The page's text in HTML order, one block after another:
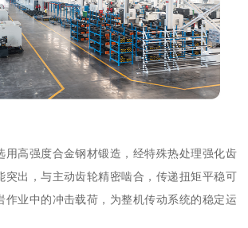
用高强度合金钢材锻造，经特殊热处理强化齿
突出，与主动齿轮精密啮合，传递扭矩平稳可
作业中的冲击载荷，为整机传动系统的稳定运